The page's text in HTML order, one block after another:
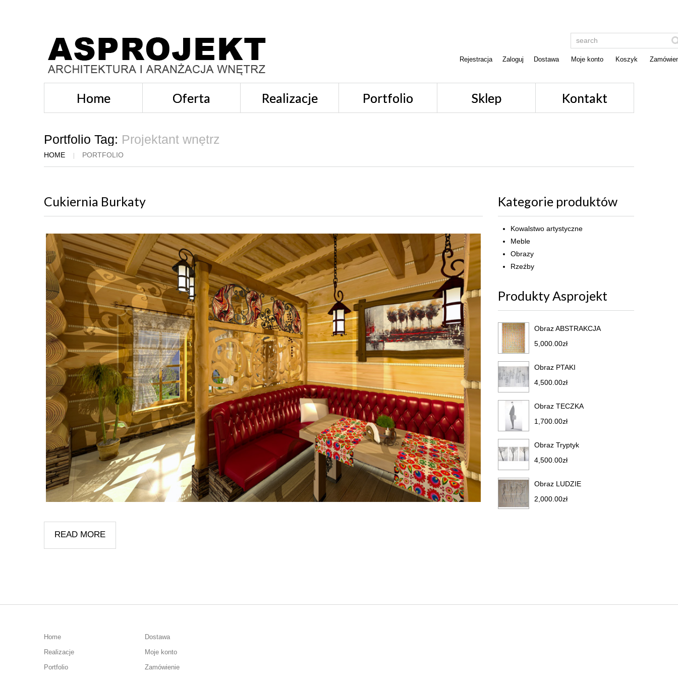
Rejestracja Zaloguj Dostawa Moje konto Koszyk
Home Oferta Realizacje Portfolio Sklep Kontakt
Portfolio Tag: Projektant wnętrz
HOME PORTFOLIO
Cukiernia Burkaty
READ MORE
Kategorie produktów
Kowalstwo artystyczne
Meble
Obrazy
Rzeźby
Produkty Asprojekt
Obraz ABSTRAKCJA
5,000.00zł
Obraz PTAKI
4,500.00zł
Obraz TECZKA
1,700.00zł
Obraz Tryptyk
4,500.00zł
Obraz LUDZIE
2,000.00zł
Home
Realizacje
Portfolio
Dostawa
Moje konto
Zamówienie